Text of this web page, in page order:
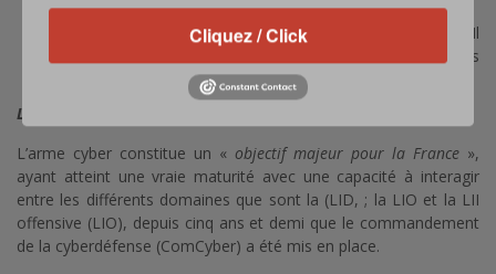
commandements cyber.
Les actions cyber et leurs acteurs sont très peu lisibles. Il
règne dans le cyberespace une grande confusion entre les
La cyberdéfense, « objectif majeur pour la France »
L’arme cyber constitue un « objectif majeur pour la France »,
ayant atteint une vraie maturité avec une capacité à interagir
entre les différents domaines que sont la (LID, ; la LIO et la LII
offensive (LIO), depuis cinq ans et demi que le commandement
de la cyberdéfense (ComCyber) a été mis en place.
Cliquez / Click